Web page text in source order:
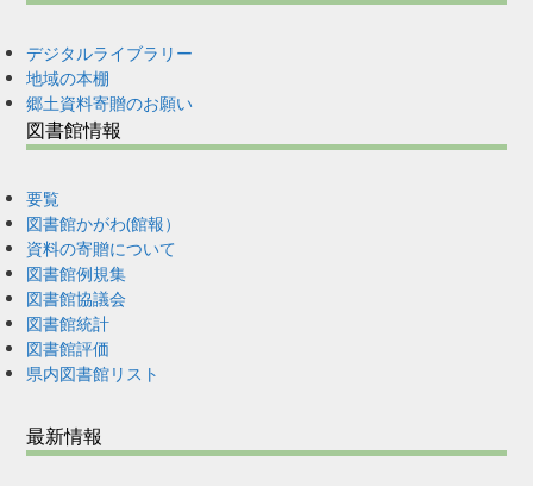
デジタルライブラリー
地域の本棚
郷土資料寄贈のお願い
図書館情報
要覧
図書館かがわ(館報）
資料の寄贈について
図書館例規集
図書館協議会
図書館統計
図書館評価
県内図書館リスト
最新情報